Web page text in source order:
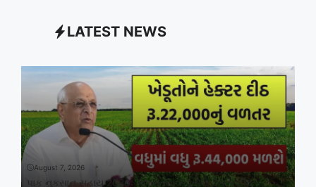
LATEST NEWS
August 7, 2026
પાક નુકસાન સહાય 2026: ગુજરાતના ખેડૂતોને હેક્ટર દીઠ